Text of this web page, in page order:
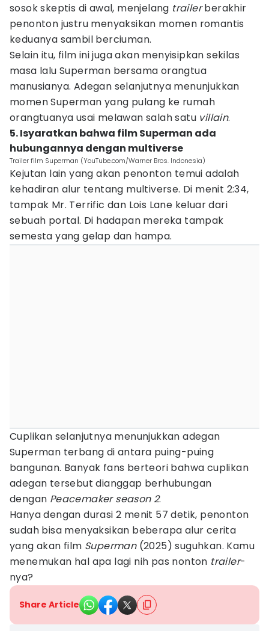
sosok skeptis di awal, menjelang trailerberakhir
penonton justru menyaksikan momen romantis
keduanya sambil berciuman.
Selain itu, film ini juga akan menyisipkan sekilas
masa lalu Superman bersama orangtua
manusianya. Adegan selanjutnya menunjukkan
momen Superman yang pulang ke rumah
orangtuanya usai melawan salah satu villain.
5. Isyaratkan bahwa film Superman ada
hubungannya dengan multiverse
Trailer film Superman (YouTube.com/Warner Bros. Indonesia)
Kejutan lain yang akan penonton temui adalah
kehadiran alur tentang multiverse. Di menit 2:34,
tampak Mr. Terrific dan Lois Lane keluar dari
sebuah portal. Di hadapan mereka tampak
semesta yang gelap dan hampa.
Cuplikan selanjutnya menunjukkan adegan
Superman terbang di antara puing-puing
bangunan. Banyak fans berteori bahwa cuplikan
adegan tersebut dianggap berhubungan
dengan Peacemaker season 2.
Hanya dengan durasi 2 menit 57 detik, penonton
sudah bisa menyaksikan beberapa alur cerita
yang akan film Superman (2025) suguhkan. Kamu
menemukan hal apa lagi nih pas nonton trailer-
nya?
Share Article